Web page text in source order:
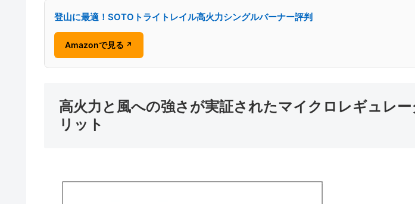
登山に最適！SOTOトライトレイル高火力シングルバーナー評判
Amazonで見る ↗
高火力と風への強さが実証されたマイクロレギュレー
リット